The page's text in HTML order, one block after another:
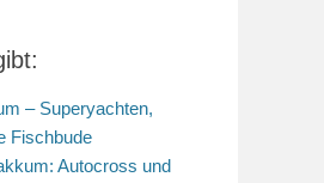
– Superyachten,
Fischbude
Autocross und